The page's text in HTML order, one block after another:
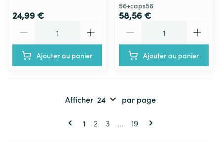
24,99 €
Ajouter au panier
56+caps56
58,56 €
Ajouter au panier
Pages
Vous lisez actuellement la page
1 Page
2 Page
3 ... Page
19
Afficher par page